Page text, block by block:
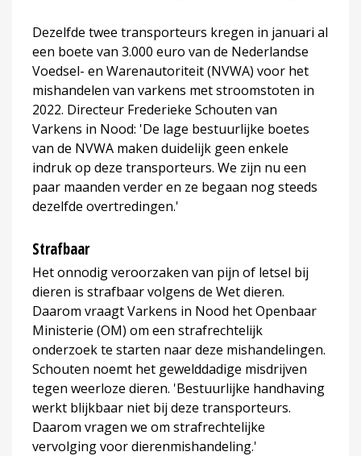
Dezelfde twee transporteurs kregen in januari al
een boete van 3.000 euro van de Nederlandse
Voedsel- en Warenautoriteit (NVWA) voor het
mishandelen van varkens met stroomstoten in
2022. Directeur Frederieke Schouten van
Varkens in Nood: 'De lage bestuurlijke boetes
van de NVWA maken duidelijk geen enkele
indruk op deze transporteurs. We zijn nu een
paar maanden verder en ze begaan nog steeds
dezelfde overtredingen.'
Strafbaar
Het onnodig veroorzaken van pijn of letsel bij
dieren is strafbaar volgens de Wet dieren.
Daarom vraagt Varkens in Nood het Openbaar
Ministerie (OM) om een strafrechtelijk
onderzoek te starten naar deze mishandelingen.
Schouten noemt het gewelddadige misdrijven
tegen weerloze dieren. 'Bestuurlijke handhaving
werkt blijkbaar niet bij deze transporteurs.
Daarom vragen we om strafrechtelijke
vervolging voor dierenmishandeling.'